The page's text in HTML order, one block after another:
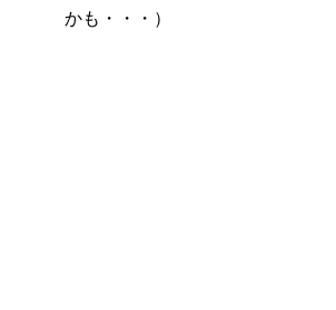
かも・・・）